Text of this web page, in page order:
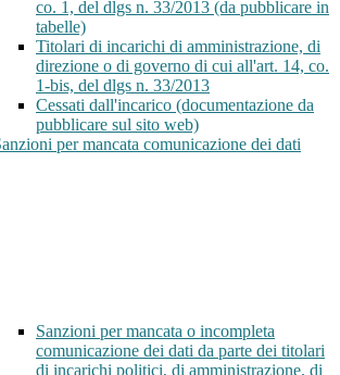
co. 1, del dlgs n. 33/2013 (da pubblicare in
tabelle)
Titolari di incarichi di amministrazione, di
direzione o di governo di cui all'art. 14, co.
1-bis, del dlgs n. 33/2013
Cessati dall'incarico (documentazione da
pubblicare sul sito web)
per mancata comunicazione dei dati
Sanzioni per mancata o incompleta
comunicazione dei dati da parte dei titolari
di incarichi politici, di amministrazione, di